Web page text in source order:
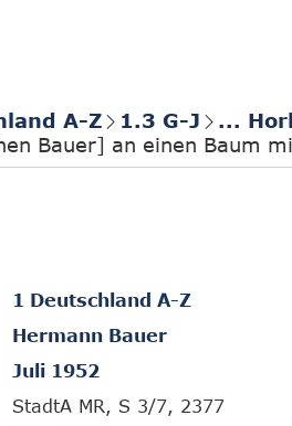
A-Z 1.3 G-J ...
Bauer] an einen Baum
1 Deutschland A-Z
Hermann Bauer
Juli 1952
StadtA MR, S 3/7, 2377